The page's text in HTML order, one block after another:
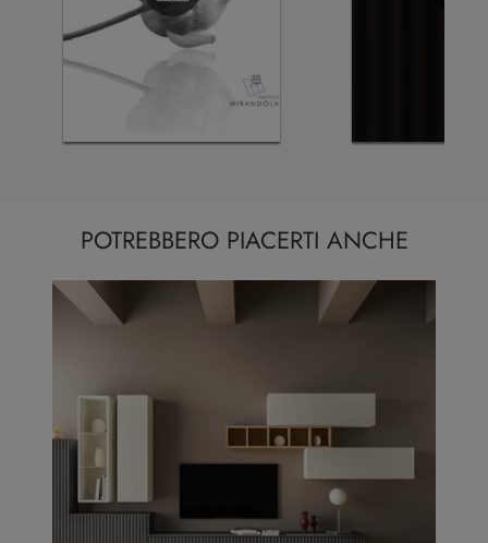
POTREBBERO PIACERTI ANCHE